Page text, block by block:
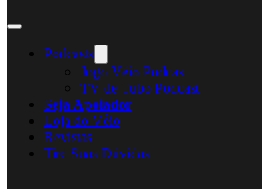
Podcasts
Jogo Véio Podcast
TV de Tubo Podcast
Seja Apoiador
Loja do Véio
Revistas
Tire Suas Dúvidas